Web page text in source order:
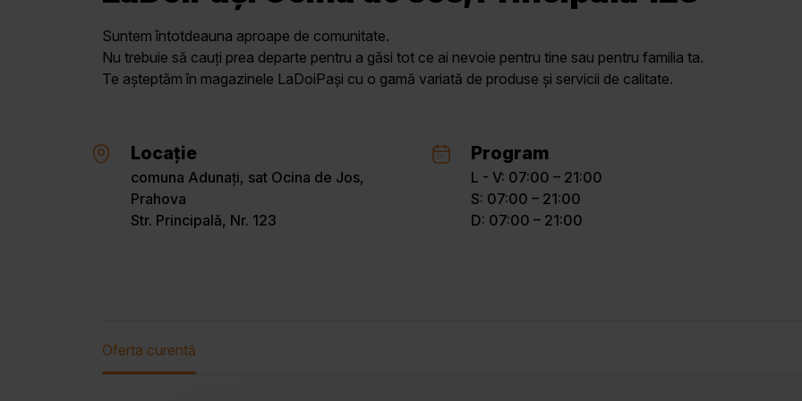
Suntem întotdeauna aproape de comunitate.
Nu trebuie să cauți prea departe pentru a găsi tot ce ai nevoie pentru tine sau pentru familia ta.
Te așteptăm în magazinele LaDoiPași cu o gamă variată de produse și servicii de calitate.
Locație
comuna Adunați, sat Ocina de Jos,
Prahova
Str. Principală, Nr. 123
Program
L - V: 07:00 – 21:00
S: 07:00 – 21:00
D: 07:00 – 21:00
Oferta curentă